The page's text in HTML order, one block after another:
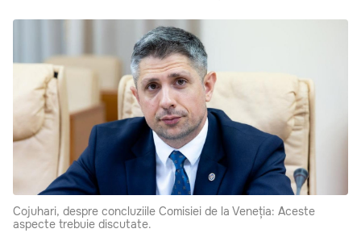
Cojuhari, despre concluziile Comisiei de la Veneția: Aceste
aspecte trebuie discutate.